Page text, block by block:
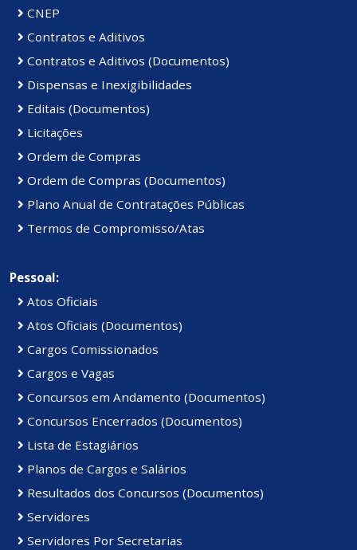
CNEP
Contratos e Aditivos
Contratos e Aditivos (Documentos)
Dispensas e Inexigibilidades
Editais (Documentos)
Licitações
Ordem de Compras
Ordem de Compras (Documentos)
Plano Anual de Contratações Públicas
Termos de Compromisso/Atas
Pessoal:
Atos Oficiais
Atos Oficiais (Documentos)
Cargos Comissionados
Cargos e Vagas
Concursos em Andamento (Documentos)
Concursos Encerrados (Documentos)
Lista de Estagiários
Planos de Cargos e Salários
Resultados dos Concursos (Documentos)
Servidores
Servidores Por Secretarias